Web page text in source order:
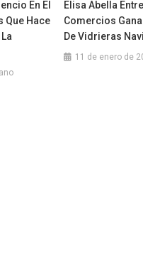
En El
Que Hace
Elisa Abella
Comercios
De Vidrieras
11 de enero de